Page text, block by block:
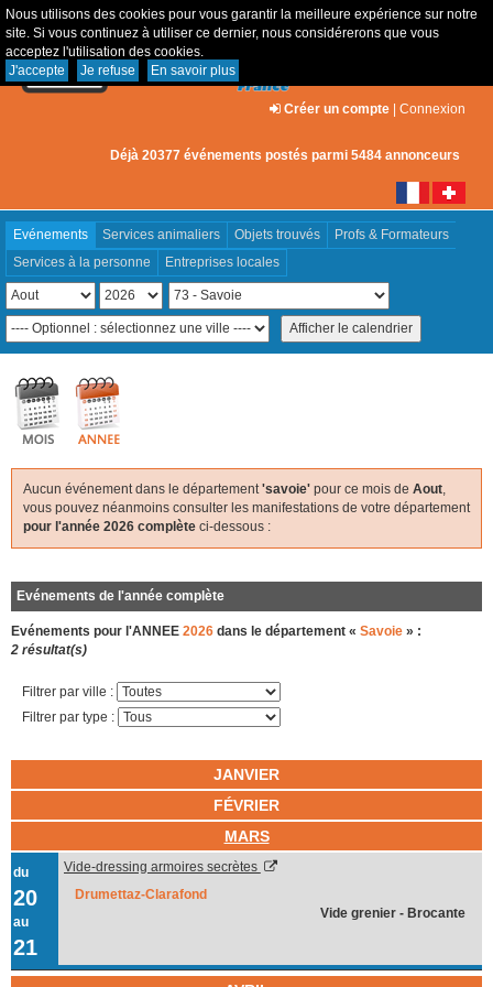
Nous utilisons des cookies pour vous garantir la meilleure expérience sur notre
site. Si vous continuez à utiliser ce dernier, nous considérerons que vous
acceptez l'utilisation des cookies.
J'accepte
Je refuse En savoir plus
Créer un compte | Connexion
Déjà 20377 événements postés parmi 5484 annonceurs
Evénements Services animaliers Objets trouvés
Profs & Formateurs
Services à la personne
Entreprises locales
Aucun événement dans le département 'savoie' pour ce mois de Aout
vous pouvez néanmoins consulter les manifestations de votre département
pour l'année 2026 complète ci-dessous :
Evénements de l'année complète
Evénements pour l'ANNEE 2026 dans le département « Savoie » :
2 résultat(s)
Filtrer par ville :
Filtrer par type :
JANVIER
FÉVRIER
MARS
du
20
au
21
Vide-dressing armoires secrètes
Drumettaz-Clarafond
Vide grenier - Brocante